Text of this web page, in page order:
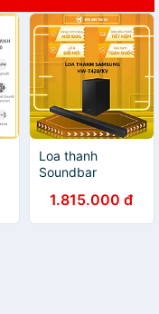
Loa thanh
Soundbar
150W HW-
T420/XV- Hàng
1.815.000 đ